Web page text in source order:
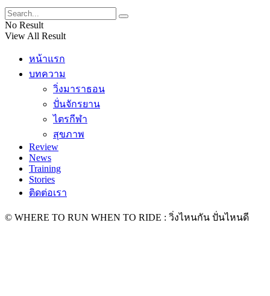
No Result
View All Result
หน้าแรก
บทความ
วิ่งมาราธอน
ปั่นจักรยาน
ไตรกีฬา
สุขภาพ
Review
News
Training
Stories
ติดต่อเรา
© WHERE TO RUN WHEN TO RIDE : วิ่งไหนกัน ปั่นไหนดี